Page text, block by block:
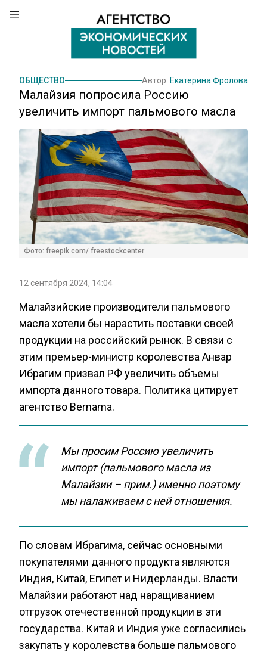
ОБЩЕСТВО Автор: Екатерина Фролова
Малайзия попросила Россию
увеличить импорт пальмового масла
Фото: freepik.com/ freestockcenter
12 сентября 2024, 14:04
Малайзийские производители пальмового
масла хотели бы нарастить поставки своей
продукции на российский рынок. В связи с
этим премьер-министр королевства Анвар
Ибрагим призвал РФ увеличить объемы
импорта данного товара. Политика цитирует
агентство Bernama.
Мы просим Россию увеличить
импорт(пальмового масла из
Малайзии – прим.)именно поэтому
мы налаживаем с ней отношения.
По словам Ибрагима, сейчас основными
покупателями данного продукта являются
Индия, Китай, Египет и Нидерланды. Власти
Малайзии работают над наращиванием
отгрузок отечественной продукции в эти
государства. Китай и Индия уже согласились
закупать у королевства больше пальмового